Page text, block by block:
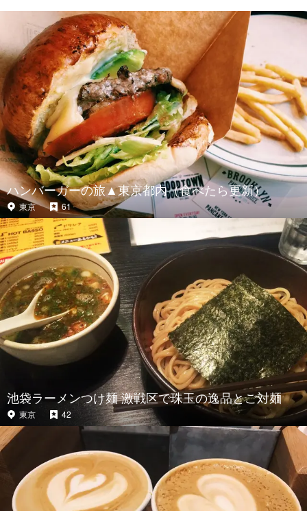
ハンバーガーの旅▲東京都内（食べたら更新）
東京 61
池袋ラーメンつけ麺 激戦区で珠玉の逸品とご対麺
東京 42